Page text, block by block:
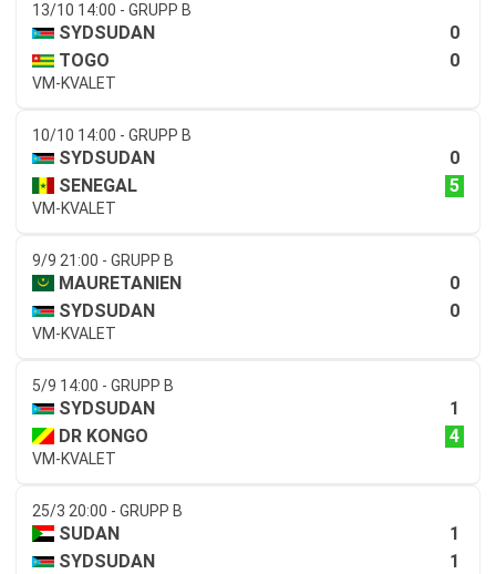
13/10 14:00 - GRUPP B
SYDSUDAN
0
TOGO
0
VM-KVALET
10/10 14:00 - GRUPP B
SYDSUDAN
0
SENEGAL
5
VM-KVALET
9/9 21:00 - GRUPP B
MAURETANIEN
0
SYDSUDAN
0
VM-KVALET
5/9 14:00 - GRUPP B
SYDSUDAN
1
DR KONGO
4
VM-KVALET
25/3 20:00 - GRUPP B
SUDAN
1
SYDSUDAN
1